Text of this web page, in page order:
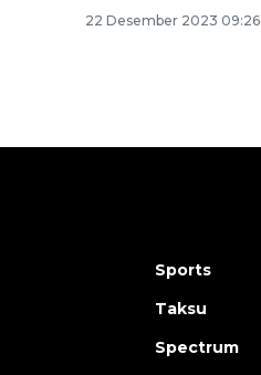
22 Desember 2023 09:26
Sports
Taksu
Spectrum